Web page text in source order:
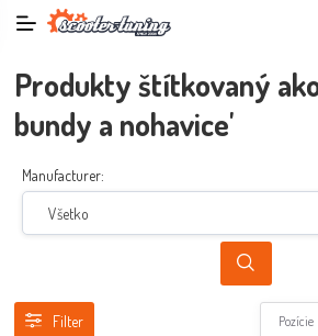
Produkty štítkovaný
bundy a nohavice'
Manufacturer:
Všetko
Filter Pozície